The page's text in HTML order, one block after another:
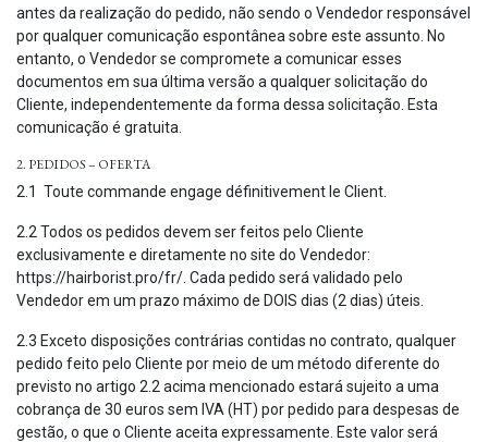
antes da realização do pedido, não sendo o Vendedor responsável
por qualquer comunicação espontânea sobre este assunto. No
entanto, o Vendedor se compromete a comunicar esses
documentos em sua última versão a qualquer solicitação do
Cliente, independentemente da forma dessa solicitação. Esta
comunicação é gratuita.
2. PEDIDOS – OFERTA
2.1 Toute commande engage définitivement le Client.
2.2 Todos os pedidos devem ser feitos pelo Cliente
exclusivamente e diretamente no site do Vendedor:
https://hairborist.pro/fr/. Cada pedido será validado pelo
Vendedor em um prazo máximo de DOIS dias (2 dias) úteis.
2.3 Exceto disposições contrárias contidas no contrato, qualquer
pedido feito pelo Cliente por meio de um método diferente do
previsto no artigo 2.2 acima mencionado estará sujeito a uma
cobrança de 30 euros sem IVA (HT) por pedido para despesas de
gestão, o que o Cliente aceita expressamente. Este valor será